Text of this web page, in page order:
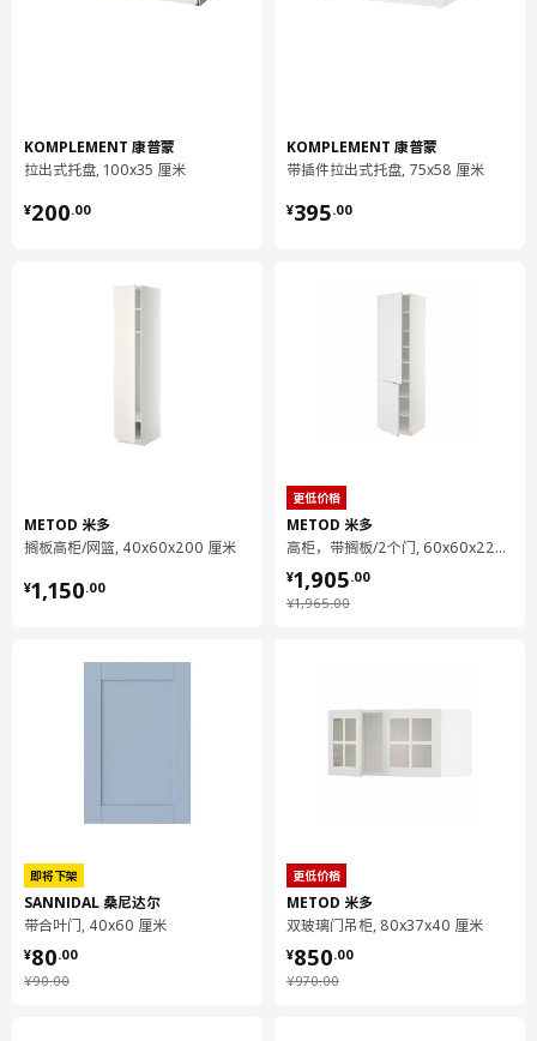
100%聚酯纤维
904.339.85
KOMPLEMENT 康普蒙 拉出式托盘鞋
KOMPLEMENT 康普蒙
拉出式托盘, 100x35 厘米
¥200.00
¥ 200.00
METOD 米多
搁板高柜/网篮, 40x60x200 厘米
¥1,150.00
¥ 1150.00
即将下架
SANNIDAL 桑尼达尔
带合叶门, 40x60 厘米
¥90.00
¥ 90.00
¥80.00
¥ 80.00
KOMPLEMENT 康普蒙
带插件拉出式托盘, 75x58 厘米
¥395.00
¥ 395.00
更低价格
METOD 米多
高柜，带搁板/2个门, 60x60x220 厘米
¥1,965.00
¥ 1965.00
¥1,905.00
¥ 1905.00
更低价格
METOD 米多
双玻璃门吊柜, 80x37x40 厘米
¥970.00
¥ 970.00
¥850.00
¥ 850.00